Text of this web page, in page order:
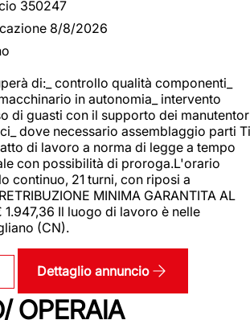
350247
8/8/2026
di:_ controllo qualità componenti_
in autonomia_ intervento
di guasti con il supporto dei
dove necessario assemblaggio parti Ti
di lavoro a norma di legge a tempo
con possibilità di proroga.L'orario
continuo, 21 turni, con riposi a
MINIMA GARANTITA AL
1.947,36 Il luogo di lavoro è nelle
(CN).
Dettaglio annuncio
OPERAIA